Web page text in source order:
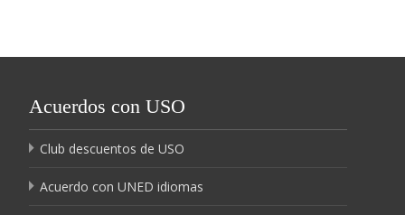
Acuerdos con USO
Club descuentos de USO
Acuerdo con UNED idiomas